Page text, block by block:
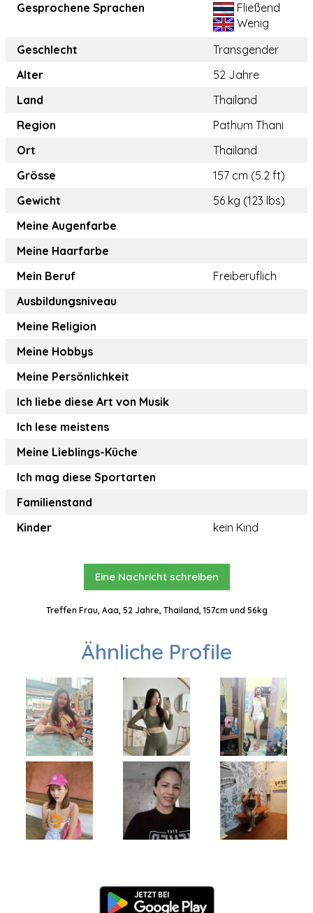
Gesprochene Sprachen
Fließend
Wenig
Geschlecht
Transgender
Alter
52 Jahre
Land
Thailand
Region
Pathum Thani
Ort
Thailand
Grösse
157 cm (5.2 ft)
Gewicht
56 kg (123 lbs)
Meine Augenfarbe
Meine Haarfarbe
Mein Beruf
Freiberuflich
Ausbildungsniveau
Meine Religion
Meine Hobbys
Meine Persönlichkeit
Ich liebe diese Art von Musik
Ich lese meistens
Meine Lieblings-Küche
Ich mag diese Sportarten
Familienstand
Kinder
kein Kind
Eine Nachricht schreiben
Treffen Frau, Aaa, 52 Jahre, Thailand, 157cm und 56kg
Ähnliche Profile